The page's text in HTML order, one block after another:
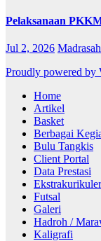
Pelaksanaan
Jul 2, 2026
Proudly powered by
Home
Artikel
Basket
Berbagai
Bulu Tangkis
Client Portal
Data Prestasi
Futsal
Galeri
Hadroh /
Kaligrafi